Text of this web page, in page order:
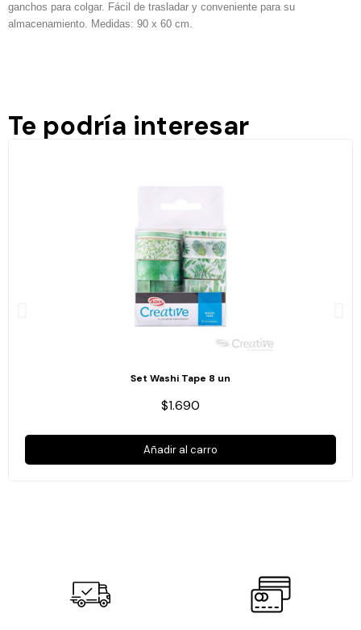
ganchos para colgar. Fácil de trasladar y conveniente para su
almacenamiento. Medidas: 90 x 60 cm.
Te podría interesar
Set Washi Tape 8 un
$1.690
Añadir al carro